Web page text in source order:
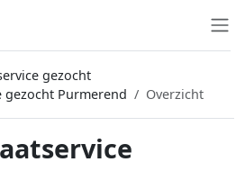
gezocht
Purmerend
Overzicht